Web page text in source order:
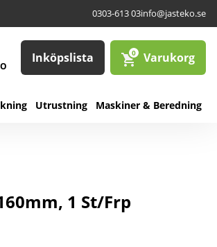
0303-613 03info@jasteko.se
Inköpslista 0 Varukorg
Utrustning Maskiner & Beredning
1 St/Frp